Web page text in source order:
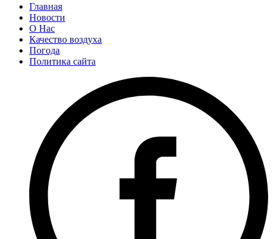
Главная
Новости
О Нас
Качество воздуха
Погода
Политика сайта